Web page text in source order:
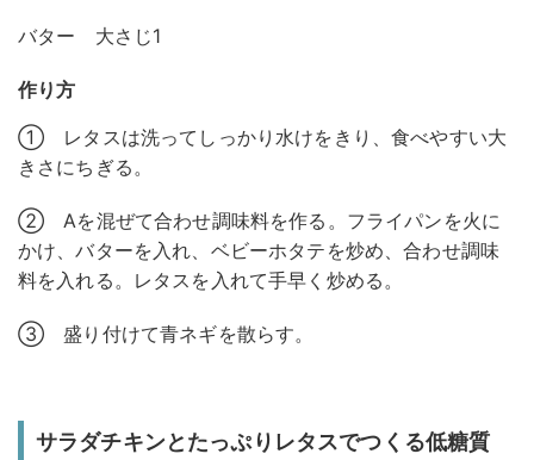
バター 大さじ1
作り方
① レタスは洗ってしっかり水けをきり、食べやすい大
きさにちぎる。
② Aを混ぜて合わせ調味料を作る。フライパンを火に
かけ、バターを入れ、ベビーホタテを炒め、合わせ調味
料を入れる。レタスを入れて手早く炒める。
③ 盛り付けて青ネギを散らす。
サラダチキンとたっぷりレタスでつくる低糖質